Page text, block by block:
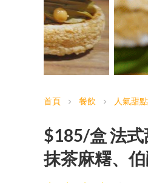
首頁 chevron_right 餐飲 chevron_right 人氣甜點
$185/盒 法
抹茶麻糬、